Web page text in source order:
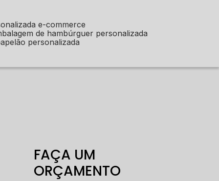
e-commerce
de hambúrguer personalizada
personalizada
FAÇA UM
ORÇAMENTO